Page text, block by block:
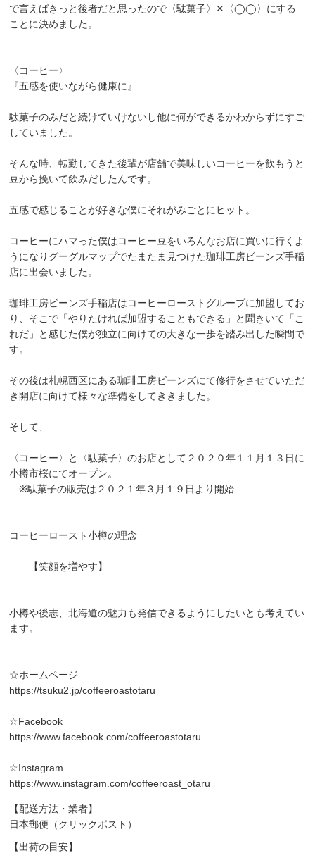
で言えばきっと後者だと思ったので〈駄菓子〉✕〈◯◯〉にする
ことに決めました。
〈コーヒー〉
『五感を使いながら健康に』
駄菓子のみだと続けていけないし他に何ができるかわからずにすご
していました。
そんな時、転勤してきた後輩が店舗で美味しいコーヒーを飲もうと
豆から挽いて飲みだしたんです。
五感で感じることが好きな僕にそれがみごとにヒット。
コーヒーにハマった僕はコーヒー豆をいろんなお店に買いに行くよ
うになりグーグルマップでたまたま見つけた珈琲工房ビーンズ手稲
店に出会いました。
珈琲工房ビーンズ手稲店はコーヒーローストグループに加盟してお
り、そこで「やりたければ加盟することもできる」と聞きいて「こ
れだ」と感じた僕が独立に向けての大きな一歩を踏み出した瞬間で
す。
その後は札幌西区にある珈琲工房ビーンズにて修行をさせていただ
き開店に向けて様々な準備をしてききました。
そして、
〈コーヒー〉と〈駄菓子〉のお店として２０２０年１１月１３日に
小樽市桜にてオープン。
※駄菓子の販売は２０２１年３月１９日より開始
コーヒーロースト小樽の理念
【笑顔を増やす】
小樽や後志、北海道の魅力も発信できるようにしたいとも考えてい
ます。
☆ホームページ
https://tsuku2.jp/coffeeroastotaru
☆Facebook
https://www.facebook.com/coffeeroastotaru
☆Instagram
https://www.instagram.com/coffeeroast_otaru
【配送方法・業者】
日本郵便（クリックポスト）
【出荷の目安】